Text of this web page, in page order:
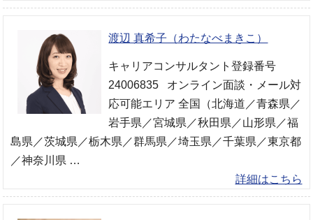
渡辺 真希子（わたなべまきこ）
キャリアコンサルタント登録番号
24006835 オンライン面談・メール対
応可能エリア 全国（北海道／青森県／
岩手県／宮城県／秋田県／山形県／福
島県／茨城県／栃木県／群馬県／埼玉県／千葉県／東京都
／神奈川県 …
詳細はこちら